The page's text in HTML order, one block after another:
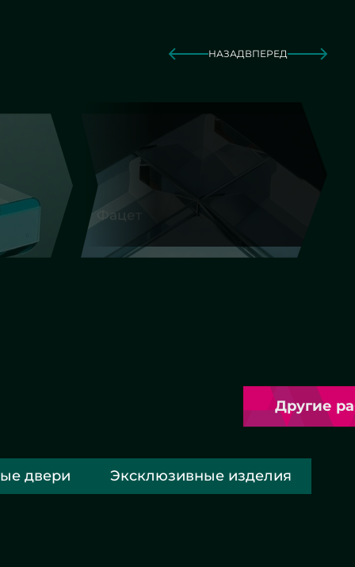
НАЗАДВПЕРЕД
Другие работы
двери Эксклюзивные изделия